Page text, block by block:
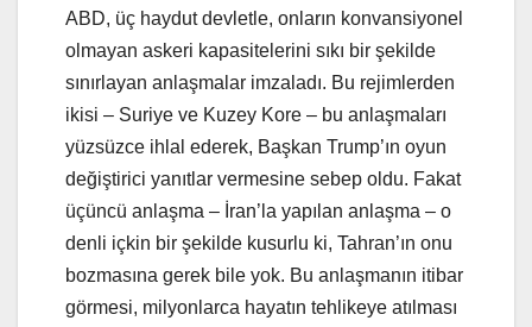
ABD, üç haydut devletle, onların konvansiyonel
olmayan askeri kapasitelerini sıkı bir şekilde
sınırlayan anlaşmalar imzaladı. Bu rejimlerden
ikisi – Suriye ve Kuzey Kore – bu anlaşmaları
yüzsüzce ihlal ederek, Başkan Trump’ın oyun
değiştirici yanıtlar vermesine sebep oldu. Fakat
üçüncü anlaşma – İran’la yapılan anlaşma – o
denli içkin bir şekilde kusurlu ki, Tahran’ın onu
bozmasına gerek bile yok. Bu anlaşmanın itibar
görmesi, milyonlarca hayatın tehlikeye atılması